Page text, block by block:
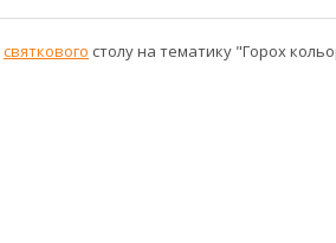
святкового столу на тематику "Горох